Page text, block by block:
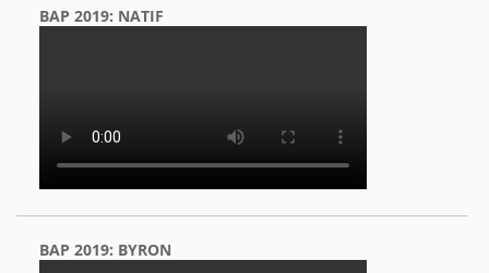
BAP 2019: NATIF
BAP 2019: BYRON